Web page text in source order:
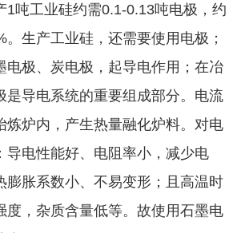
1吨工业硅约需0.1-0.13吨电极，约
。生产工业硅，还需要使用电极；
电极、炭电极，起导电作用；在冶
是导电系统的重要组成部分。电流
炼炉内，产生热量融化炉料。对电
导电性能好、电阻率小，减少电
膨胀系数小、不易变形；且高温时
度，杂质含量低等。故使用石墨电